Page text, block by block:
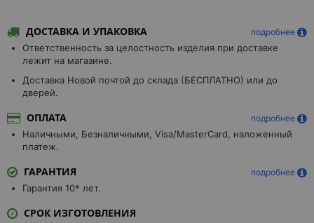
ДОСТАВКА И УПАКОВКА подробнее
Ответственность за целостность изделия при доставке
лежит на магазине.
Доставка Новой почтой до склада (БЕСПЛАТНО) или до
дверей.
ОПЛАТА подробнее
Наличными, Безналичными, Visa/MasterCard, наложенный
платеж.
ГАРАНТИЯ подробнее
Гарантия 10* лет.
СРОК ИЗГОТОВЛЕНИЯ